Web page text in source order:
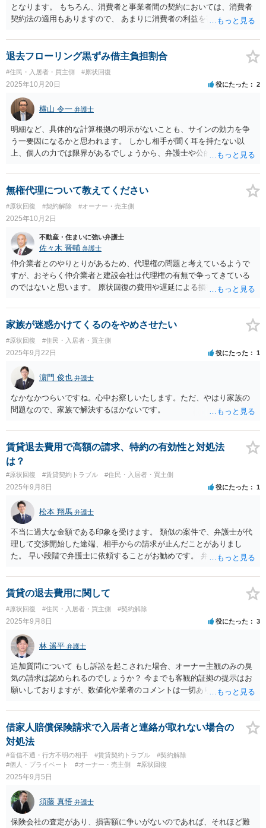
となります。 もちろん、消費者と事業者間の契約においては、消費者
契約法の適用もありますので、 あまりに消費者の利益を害するような
しする条件として床と壁の全面張替え工事費を負担するという特約に
なっていますので、 必要性や合理性そのものは認められると思いま
す。 ただし、あまりにも高額な場合、経過年数を考慮しないことが、
消費者の利益を害すると判断される余地はあると思われます。 安易に
支払いには応じず、見積書や契約書を消費生活センターや弁護士に確
認してもらって対応した方がよいです。 消費者センターに繋がらかっ
たとのことですが、また改めて相談してください。
退去フローリング黒ずみ借主負担割合
#住民・入居者・買主側 #原状回復
2025年10月20日 役にたった 2
横山 令一 弁護士
明細など、具体的な計算根拠の明示がないことも、サインの効力を争
う一要因になるかと思われます。 しかし相手が聞く耳を持たない以
上、個人の力では限界があるでしょうから、弁護士や公的機関を利用
無権代理について教えてください
#原状回復 #契約解除 #オーナー・売主側
2025年10月2日
不動産・住まいに強い弁護士
佐々木 晋輔 弁護士
仲介業者とのやりとりがあるため、代理権の問題と考えているようで
すが、おそらく仲介業者と建設会社は代理権の有無で争ってきている
のではないと思います。 原状回復の費用や遅延による損害金をどちら
人であった建設会社が負担しなければなりません。 損害金について
は、土地の明渡しが完了、仲介業者が原状回復の作業を行う、建設会
社は原状回復の費用を支払う、という場合であれば、作業を行わない
のは仲介業者の責任です。 したがって、損害金の支払義務を負うのは
仲介業者になると考えられます。 もし、原状回復工事は建設会社が行
うもので、土地の明渡しも完了していないのであれば、建設会社が損
害金の支払い義務を負うことになると考えられます。
家族が迷惑かけてくるのをやめさせたい
#原状回復 #住民・入居者・買主側
2025年9月22日 役にたった 1
濵門 俊也 弁護士
なかなかつらいですね。心中お察しいたします。ただ、やはり家族の
問題なので、家族で解決するほかないです。
賃貸退去費用で高額の請求、特約の有効性と対処法
は？
#原状回復 #賃貸契約トラブル #住民・入居者・買主側
2025年9月8日 役にたった 1
松本 翔馬 弁護士
不当に過大な金額である印象を受けます。 類似の案件で、弁護士が代
理して交渉開始した途端、相手からの請求が止んだことがありまし
た。 早い段階で弁護士に依頼することがお勧めです。 弁護士費用は、
賃貸の退去費用に関して
#原状回復 #住民・入居者・買主側 #契約解除
2025年9月8日 役にたった 3
林 遥平 弁護士
追加質問について もし訴訟を起こされた場合、オーナー主観のみの臭
気の請求は認められるのでしょうか？ 今までも客観的証拠の提示はお
願いしておりますが、数値化や業者のコメントは一切ありません。こ
観のみの臭気の請求は認められず、オーナーの請求が認められるため
には、客観的な証拠が必要です。訴訟を提起されたとしても、オーナ
ーの請求が認容される可能性は小さいと思います。
借家人賠償保険請求で入居者と連絡が取れない場合の
対処法
#音信不通・行方不明の相手 #賃貸契約トラブル
#契約解除
#個人・プライベート
#オーナー・売主側 #原状回復
2025年9月5日
須藤 真悟 弁護士
保険会社の査定があり、損害額に争いがないのであれば、それほど難